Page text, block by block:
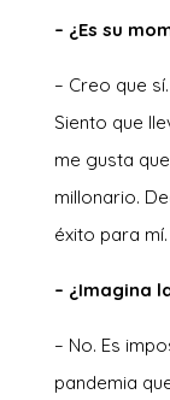
– ¿Es su
– Creo que
Siento que
me gusta
millonario.
éxito para
– ¿Imagina
– No. Es
pandemia